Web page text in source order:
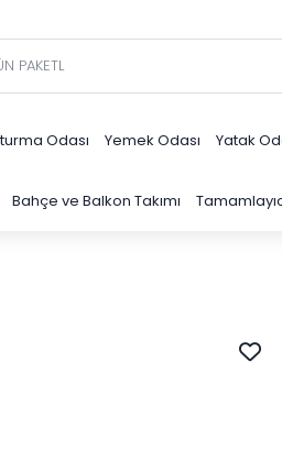
Odası Yemek Odası Yatak
Bahçe ve Balkon Takımı